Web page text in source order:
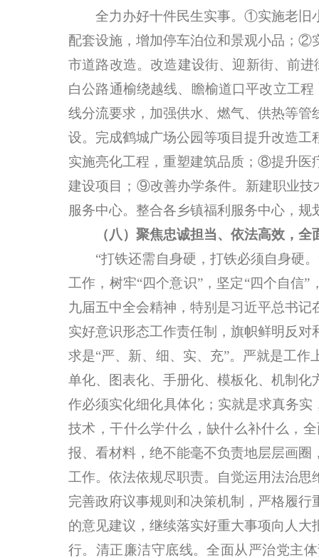
全力办好十件民生实事。①实施老旧小
配套设施，增加停车泊位和景观小品；②
市道路改造。改造建设街、迎新街、前
白公路通榆绕越线、瞻榆道口平改立工
线分流要求，加强供水、燃气、供热等
设。完成鹤城广场公园等项目提升改造
实施亮化工程，重塑建筑品质；⑧提升医
建设项目；⑨改善办学条件。新建职业技
服务中心。整合各乡镇福利服务中心，
（八）聚焦忠诚担当、依法高效，全
“打铁还需自身硬，打铁必须自身硬。
工作，树牢“四个意识”，坚定“四个自信
九届五中全会精神，特别是习近平总书
实好意识形态工作责任制，旗帜鲜明反
求是“严、新、细、实、充”。严就是工
单化、图表化、手册化、模板化、机制
作必须实化细化具体化；实就是求真务
技术，干什么学什么，缺什么补什么，
报、看材料，绝不能毫不负责地层层画
工作。依法依规尽职责。自觉运用法治
完善政府议事规则和决策机制，严格履
的意见建议，继续落实好重大事项向人
行。清正廉洁守底线。全面从严治党主